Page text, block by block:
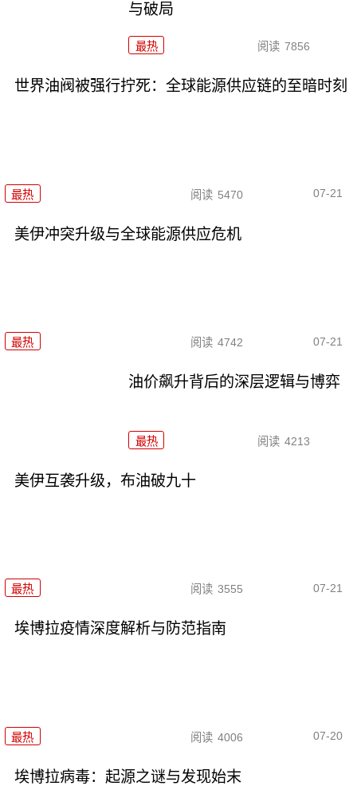
与破局
最热 阅读 7856
世界油阀被强行拧死：全球能源供应链的至暗时刻
最热 阅读 5470 07-21
美伊冲突升级与全球能源供应危机
最热 阅读 4742 07-21
油价飙升背后的深层逻辑与博弈
最热 阅读 4213
美伊互袭升级，布油破九十
最热 阅读 3555 07-21
埃博拉疫情深度解析与防范指南
最热 阅读 4006 07-20
埃博拉病毒：起源之谜与发现始末